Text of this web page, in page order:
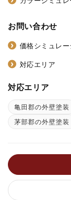
お問い合わせ
価格シミュレー
対応エリア
対応エリア
亀田郡の外壁塗装
茅部郡の外壁塗装